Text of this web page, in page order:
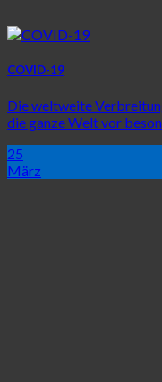
COVID-19
Die weltweite
die ganze Welt vor
25
März